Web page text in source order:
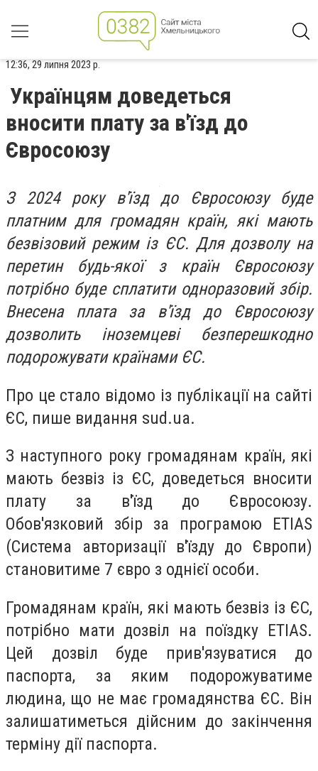
12:36, 29 липня 2023 р.
Українцям доведеться
вносити плату за в'їзд до
Євросоюзу
З 2024 року в'їзд до Євросоюзу буде
платним для громадян країн, які мають
безвізовий режим із ЄС. Для дозволу на
перетин будь-якої з країн Євросоюзу
потрібно буде сплатити одноразовий збір.
Внесена плата за в'їзд до Євросоюзу
дозволить іноземцеві безперешкодно
подорожувати країнами ЄС.
Про це стало відомо із публікації на сайті
ЄС, пише видання sud.ua.
З наступного року громадянам країн, які
мають безвіз із ЄС, доведеться вносити
плату за в'їзд до Євросоюзу.
Обов'язковий збір за програмою ETIAS
(Система авторизації в'їзду до Європи)
становитиме 7 євро з однієї особи.
Громадянам країн, які мають безвіз із ЄС,
потрібно мати дозвіл на поїздку ETIAS.
Цей дозвіл буде прив'язуватися до
паспорта, за яким подорожуватиме
людина, що не має громадянства ЄС. Він
залишатиметься дійсним до закінчення
терміну дії паспорта.